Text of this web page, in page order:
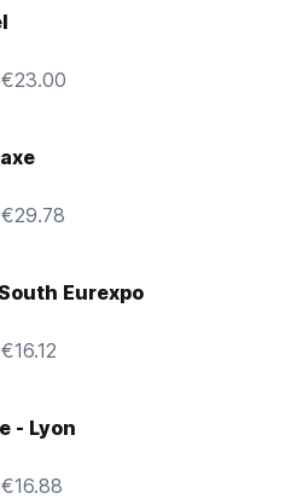
Eurexpo
- Lyon